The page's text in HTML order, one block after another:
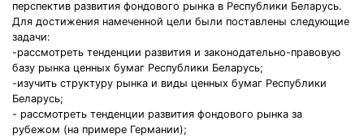
перспектив развития фондового рынка в Республики Беларусь.
Для достижения намеченной цели были поставлены следующие
задачи:
-рассмотреть тенденции развития и законодательно-правовую
базу рынка ценных бумаг Республики Беларусь;
-изучить структуру рынка и виды ценных бумаг Республики
Беларусь;
- рассмотреть тенденции развития фондового рынка за
рубежом (на примере Германии);